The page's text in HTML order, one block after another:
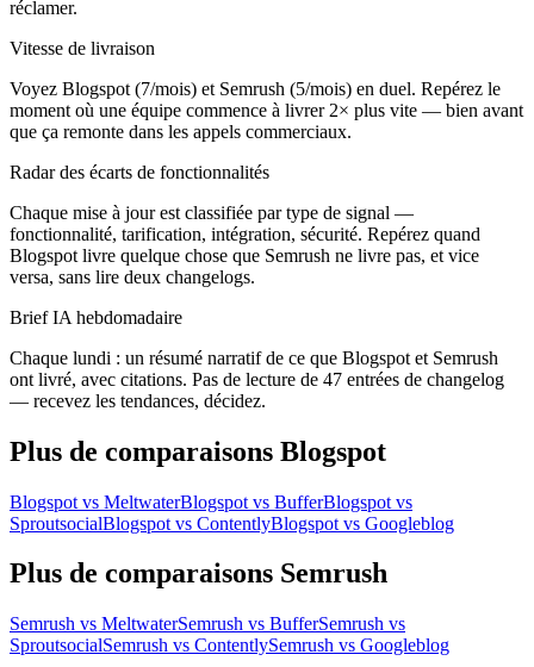
réclamer.
Vitesse de livraison
Voyez Blogspot (7/mois) et Semrush (5/mois) en duel. Repérez le
moment où une équipe commence à livrer 2× plus vite — bien avant
que ça remonte dans les appels commerciaux.
Radar des écarts de fonctionnalités
Chaque mise à jour est classifiée par type de signal —
fonctionnalité, tarification, intégration, sécurité. Repérez quand
Blogspot livre quelque chose que Semrush ne livre pas, et vice
versa, sans lire deux changelogs.
Brief IA hebdomadaire
Chaque lundi : un résumé narratif de ce que Blogspot et Semrush
ont livré, avec citations. Pas de lecture de 47 entrées de changelog
— recevez les tendances, décidez.
Plus de comparaisons Blogspot
Blogspot vs MeltwaterBlogspot vs BufferBlogspot vs
SproutsocialBlogspot vs ContentlyBlogspot vs Googleblog
Plus de comparaisons Semrush
Semrush vs MeltwaterSemrush vs BufferSemrush vs
SproutsocialSemrush vs ContentlySemrush vs Googleblog